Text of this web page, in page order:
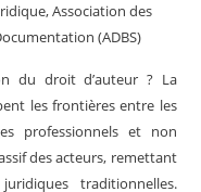
Association des
(ADBS)
du droit d’auteur ? La
les frontières entre les
professionnels et non
des acteurs, remettant
traditionnelles.